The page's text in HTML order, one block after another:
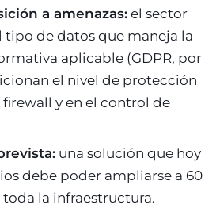
a amenazas: el sector
tipo de datos que maneja la
aplicable (GDPR, por
el nivel de protección
firewall y en el control de
una solución que hoy
debe poder ampliarse a 60
la infraestructura.